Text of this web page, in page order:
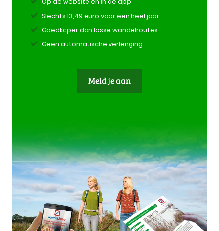
Slechts 13,49 euro voor een heel jaar.
Goedkoper dan losse wandelroutes
Geen automatische verlenging
Meld je aan